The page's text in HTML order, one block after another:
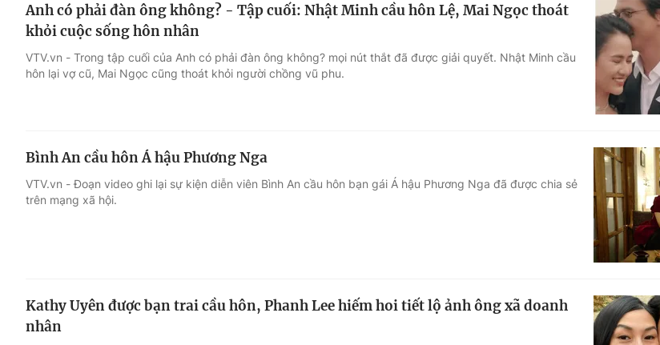
Anh có phải đàn ông không? - Tập cuối: Nhật Minh cầu hôn Lệ, Mai Ngọc thoát
khỏi cuộc sống hôn nhân
VTV.vn - Trong tập cuối của Anh có phải đàn ông không? mọi nút thắt đã được giải quyết. Nhật Minh cầu
hôn lại vợ cũ, Mai Ngọc cũng thoát khỏi người chồng vũ phu.
Bình An cầu hôn Á hậu Phương Nga
VTV.vn - Đoạn video ghi lại sự kiện diễn viên Bình An cầu hôn bạn gái Á hậu Phương Nga đã được chia sẻ
trên mạng xã hội.
Kathy Uyên được bạn trai cầu hôn, Phanh Lee hiếm hoi tiết lộ ảnh ông xã doanh
nhân